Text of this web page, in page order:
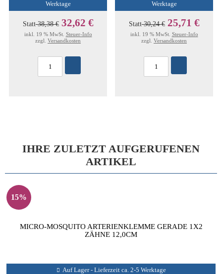
Werktage
Statt38,38 € 32,62 €
inkl. 19 % MwSt. Steuer-Info
zzgl. Versandkosten
Werktage
Statt30,24 € 25,71 €
inkl. 19 % MwSt. Steuer-Info
zzgl. Versandkosten
IHRE ZULETZT AUFGERUFENEN
ARTIKEL
15%
MICRO-MOSQUITO ARTERIENKLEMME GERADE 1X2
ZÄHNE 12,0CM
Auf Lager - Lieferzeit ca. 2-5 Werktage